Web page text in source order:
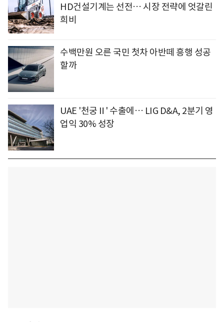
HD건설기계는 선전… 시장 전략에 엇갈린
희비
수백만원 오른 국민 첫차 아반떼 흥행 성공
할까
UAE '천궁Ⅱ' 수출에… LIG D&A, 2분기 영
업익 30% 성장